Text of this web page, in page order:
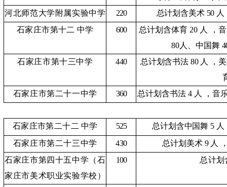
河北师范大学附属实验中学
220 总计划含美术50 人
石家庄市第十二 中学 600 总计划含体育 20 人
，
80人、中国舞
石家庄市第十三中学
440 总计划含书法 80 人
，
石家庄市第二十一中学
360 总计划含书法4 人 ，音
石家庄市第二十二 中学 525 总计划含中国舞 5 人
石家庄市第二十三中学
430 总计划美术9 人
石家庄市第四十五中学（石
家庄市美术职业实验学校）
100 总计划